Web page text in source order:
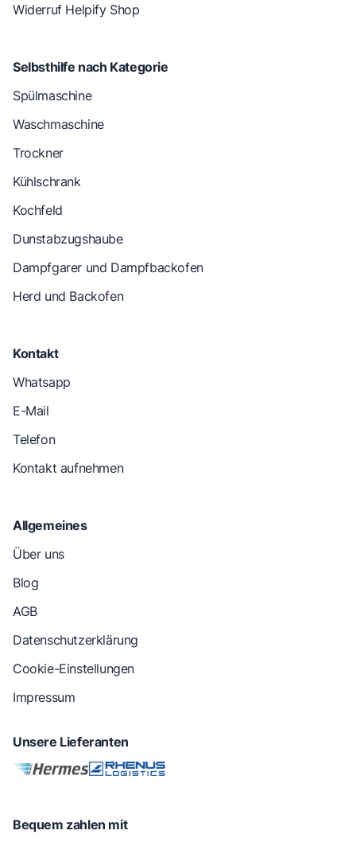
Widerruf Helpify Shop
Selbsthilfe nach Kategorie
Spülmaschine
Waschmaschine
Trockner
Kühlschrank
Kochfeld
Dunstabzugshaube
Dampfgarer und Dampfbackofen
Herd und Backofen
Kontakt
Whatsapp
E-Mail
Telefon
Kontakt aufnehmen
Allgemeines
Über uns
Blog
AGB
Datenschutzerklärung
Cookie-Einstellungen
Impressum
Unsere Lieferanten
Bequem zahlen mit